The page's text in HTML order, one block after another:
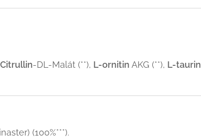
-DL-Malát (**), L-ornitin AKG (**), L-taurin
(100%***).